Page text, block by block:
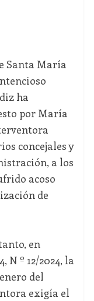
Santa María
ha
por María
concejales y
a los
acoso
de
en
N º 12/2024, la
del
exigía el